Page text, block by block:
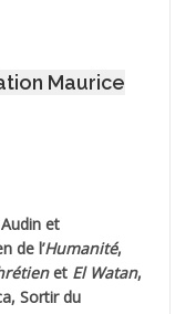
Maurice
et
de l’Humanité,
et El Watan,
Sortir du